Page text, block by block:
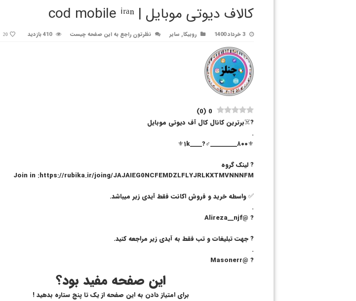
کالاف دیوتی موبایل | cod mobile ⁱʳᵃⁿ
3 خرداد 1400 روبیکا, سایر نظرتون راجع به این صفحه چیست 410 بازدید 20
0
(
0
)
?‍☠️برترین کانال کال آف دیوتی موبایل
.
⚜۱k____?‍♂️_________۸۰۰⚜
? لینک گروه
Join in :https://rubika.ir/joing/JAJAIEG0NCFEMDZLFLYJRLKXTMVNNNFM
✅ واسطه خرید و فروش اکانت فقط آیدی زیر میباشد.
.
?️ @Alireza__njf
? جهت تبلیغات و تب فقط به آیدی زیر مراجعه کنید.
.
?️ @Masonerr
این صفحه مفید بود؟
برای امتیاز دادن به این صفحه از یک تا پنج ستاره بدهید !